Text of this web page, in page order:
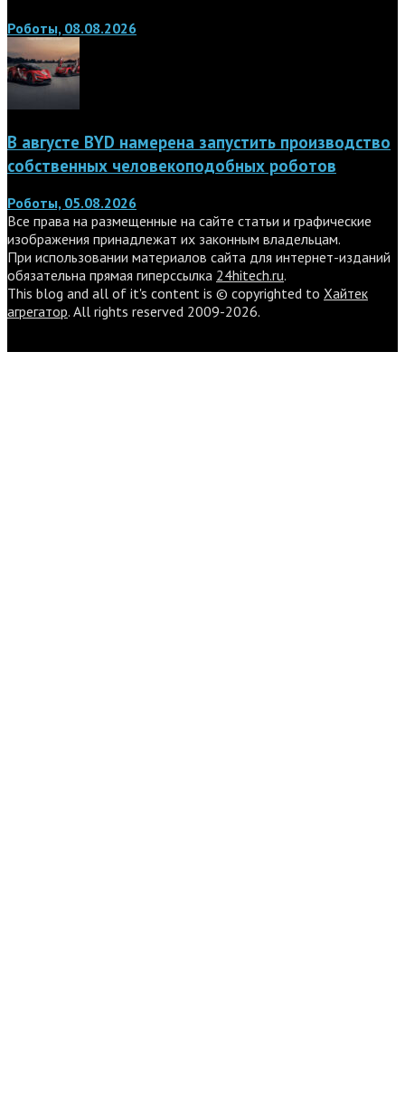
Роботы, 08.08.2026
В августе BYD намерена запустить производство
собственных человекоподобных роботов
Роботы, 05.08.2026
Все права на размещенные на сайте статьи и графические
изображения принадлежат их законным владельцам.
При использовании материалов сайта для интернет-изданий
обязательна прямая гиперссылка 24hitech.ru.
This blog and all of it's content is © copyrighted to Хайтек
агрегатор. All rights reserved 2009-2026.